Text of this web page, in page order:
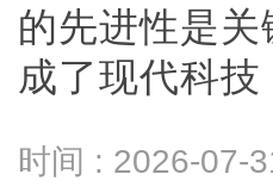
的先进性是
成了现代科
时间 : 2026-07-